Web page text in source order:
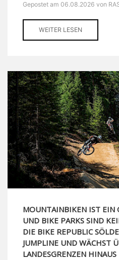
Gepostet am 06.08.2026 von
WEITER LESEN
MOUNTAINBIKEN IST EIN
UND BIKE PARKS SIND
DIE BIKE REPUBLIC
JUMPLINE UND WÄCHST
LANDESGRENZEN HINAUS